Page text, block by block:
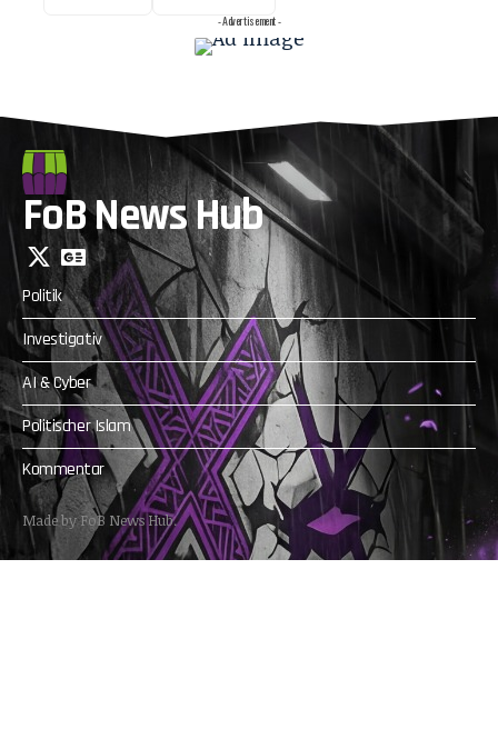
- Advertisement -
FoB News Hub
Politik
Investigativ
AI & Cyber
Politischer Islam
Kommentar
Made by FoB News Hub.